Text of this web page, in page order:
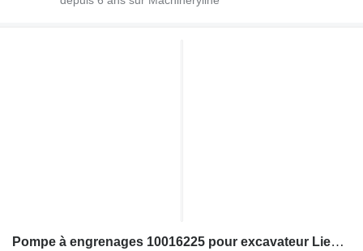
Pompe à engrenages 10016225 pour excavateur Liebherr